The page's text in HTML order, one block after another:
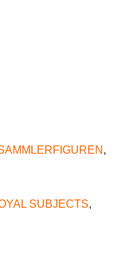
,
SUBJECTS,